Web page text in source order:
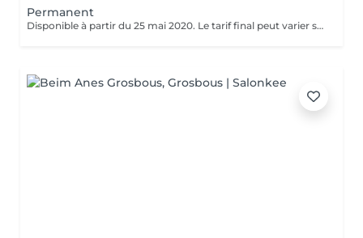
Permanent
Disponible à partir du 25 mai 2020. Le tarif final peut varier selon le type de cheveux, de la quantité de produit utilisée et de la création finalement réalisée.